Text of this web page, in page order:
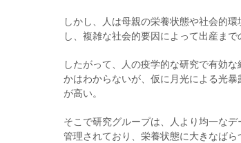
しかし、人は母親の栄養状態や社会的
し、複雑な社会的要因によって出産ま
したがって、人の疫学的な研究で有効
かはわからないが、仮に月光による光
が高い。
そこで研究グループは、人より均一な
管理されており、栄養状態に大きなば